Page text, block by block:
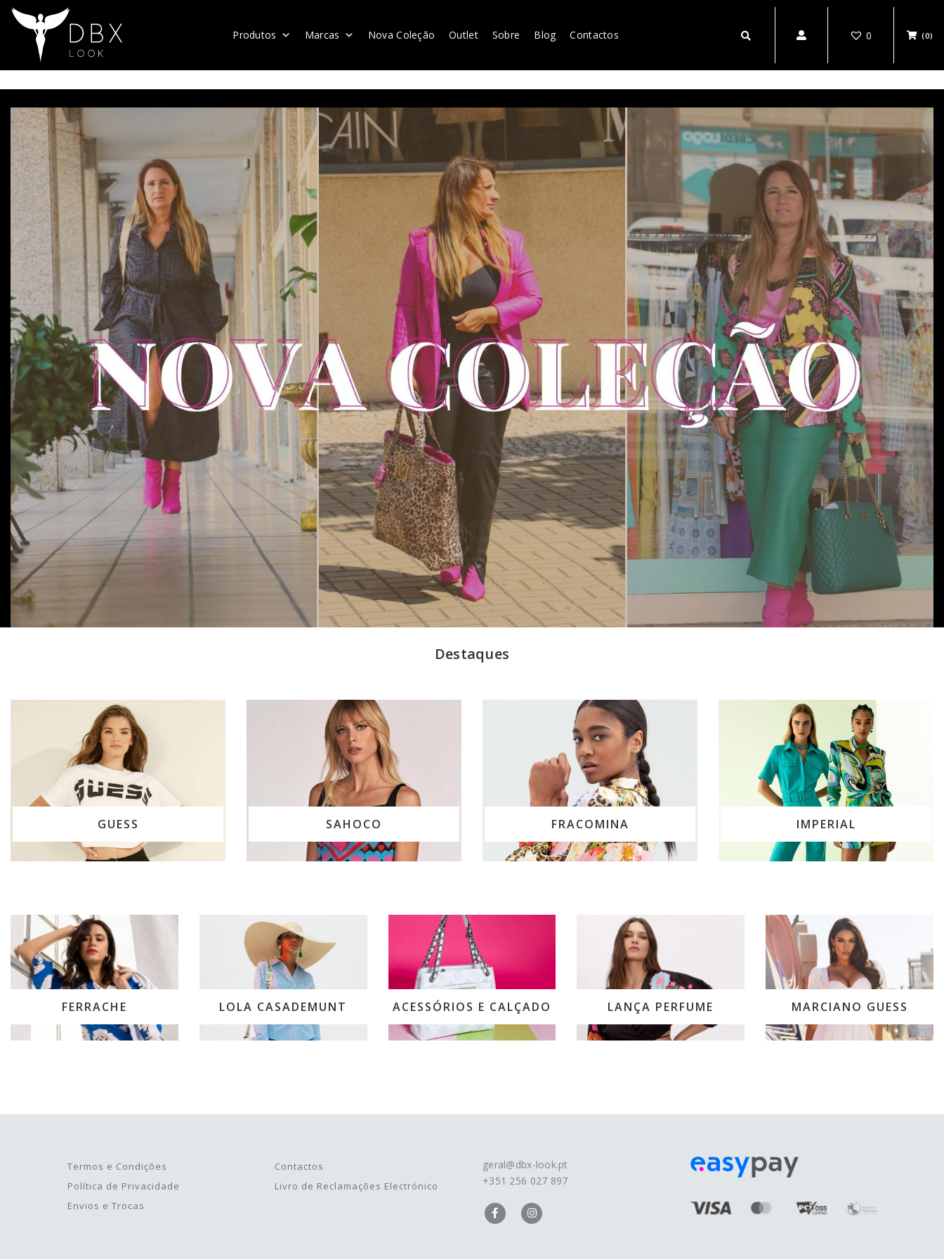
Produtos Marcas Nova Coleção Outlet Sobre Blog Contactos 0 (0)
Destaques
GUESS SAHOCO FRACOMINA IMPERIAL
FERRACHE LOLA CASADEMUNT ACESSÓRIOS E CALÇADO LANÇA PERFUME MARCIANO GUESS
Termos e Condições
Política de Privacidade
Envios e Trocas
Contactos
Livro de Reclamações Electrónico
geral@dbx-look.pt
+351 256 027 897